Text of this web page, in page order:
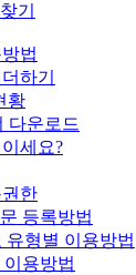
기
법
하기
황
다운로드
세요?
한
등록방법
유형별 이용방법
용방법